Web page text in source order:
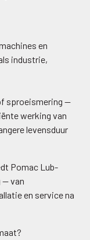
en
industrie,
sproeismering —
werking van
levensduur
Pomac Lub-
— van
en service na